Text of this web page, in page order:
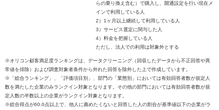
らの乗り換え含む）で購入し、開通設定を行い現在メ
インで利用している人
2）1ヶ月以上継続して利用している人
3）サービス選定に関与した人
4）料金を把握している人
ただし、法人での利用は対象外とする
※オリコン顧客満足度ランキングは、データクリーニング（回収したデータから不正回答や異
常値を排除）および調査対象者条件から外れた回答を除外した上で作成しています。
※「総合ランキング」、「評価項目別」、部門の「業態別」においては有効回答者数が規定人
数を満たした企業のみランクイン対象となります。その他の部門においては有効回答者数が規
定人数の半数以上の企業がランクイン対象となります。
※総合得点が60.0点以上で、他人に薦めたくないと回答した人の割合が基準値以下の企業がラ